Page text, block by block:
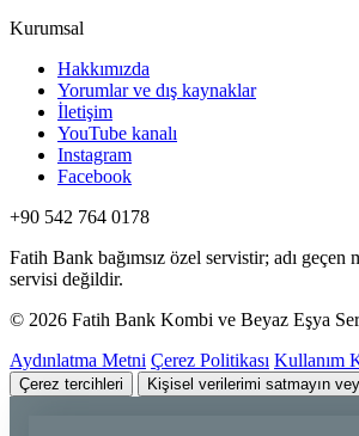
Kurumsal
Hakkımızda
Yorumlar ve dış kaynaklar
İletişim
YouTube kanalı
Instagram
Facebook
+90 542 764 0178
Fatih Bank bağımsız özel servistir; adı geçen
servisi değildir.
© 2026 Fatih Bank Kombi ve Beyaz Eşya
Aydınlatma Metni Çerez Politikası Kullanım
Çerez tercihleri Kişisel verilerimi satmayın